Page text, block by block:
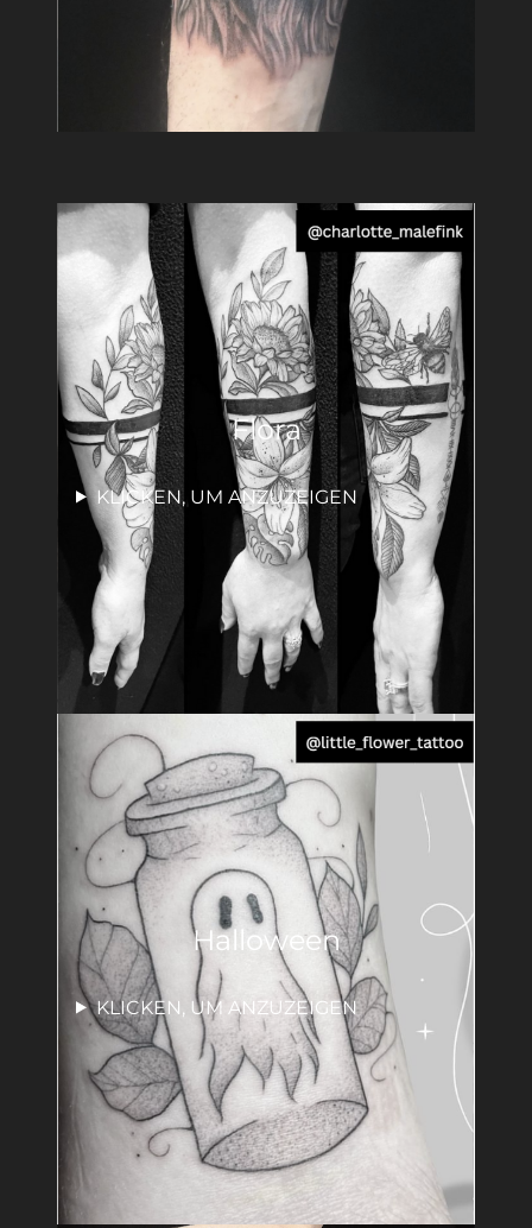
Flora
KLICKEN, UM ANZUZEIGEN
Halloween
KLICKEN, UM ANZUZEIGEN